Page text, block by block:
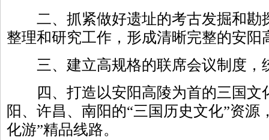
二、抓紧做好遗址的考古发掘和勘
整理和研究工作，形成清晰完整的安阳
三、建立高规格的联席会议制度，
四、打造以安阳高陵为首的三国文
阳、许昌、南阳的“三国历史文化”资源
化游”精品线路。